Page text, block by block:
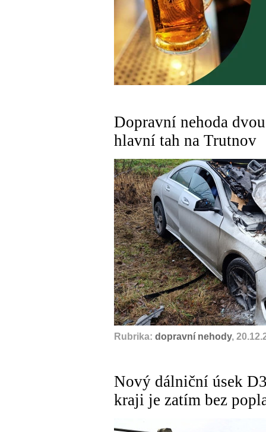
Dopravní nehoda
hlavní tah na Trutnov
Rubrika: dopravní nehody,
Nový dálniční úsek
kraji je zatím bez